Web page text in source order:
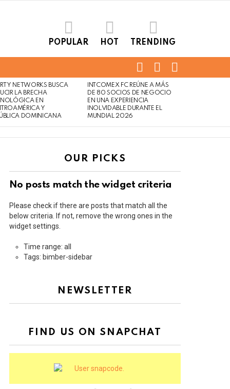
POPULAR HOT TRENDING
FOLLOWSEARCH
NETWORKS BUSCA
LA BRECHA
EN
Y
DOMINICANA
INTCOMEX FC REÚNE A MÁS
DE 80 SOCIOS DE NEGOCIO
EN UNA EXPERIENCIA
INOLVIDABLE DURANTE EL
MUNDIAL 2026
OUR PICKS
No posts match the widget criteria
Please check if there are posts that match all the
below criteria. If not, remove the wrong ones in the
widget settings.
Time range: all
Tags: bimber-sidebar
NEWSLETTER
FIND US ON SNAPCHAT